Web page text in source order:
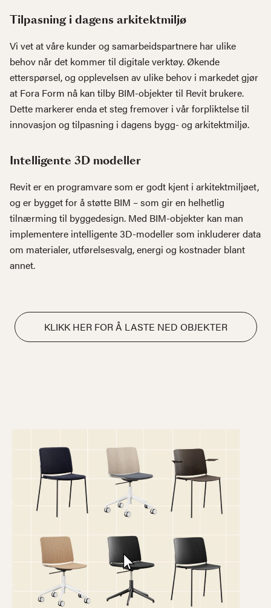
Tilpasning i dagens arkitektmiljø
Vi vet at våre kunder og samarbeidspartnere har ulike
behov når det kommer til digitale verktøy. Økende
etterspørsel, og opplevelsen av ulike behov i markedet gjør
at Fora Form nå kan tilby BIM-objekter til Revit brukere.
Dette markerer enda et steg fremover i vår forpliktelse til
innovasjon og tilpasning i dagens bygg- og arkitektmiljø.
Intelligente 3D modeller
Revit er en programvare som er godt kjent i arkitektmiljøet,
og er bygget for å støtte BIM – som gir en helhetlig
tilnærming til byggedesign. Med BIM-objekter kan man
implementere intelligente 3D-modeller som inkluderer data
om materialer, utførelsesvalg, energi og kostnader blant
annet.
KLIKK HER FOR Å LASTE NED OBJEKTER